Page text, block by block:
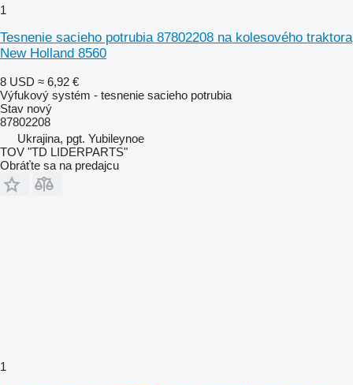
1
Tesnenie sacieho potrubia 87802208 na kolesového traktora
New Holland 8560
8 USD ≈ 6,92 €
Výfukový systém - tesnenie sacieho potrubia
Stav nový
87802208
Ukrajina, pgt. Yubileynoe
TOV "TD LIDERPARTS"
Obráťte sa na predajcu
1